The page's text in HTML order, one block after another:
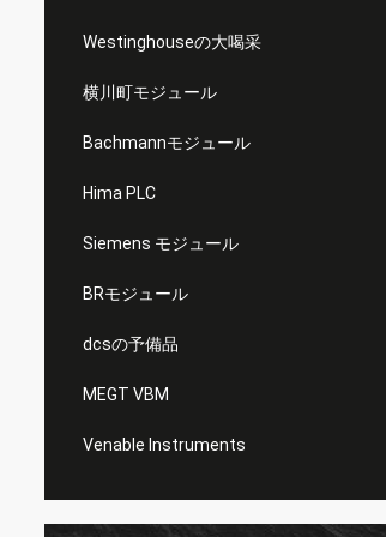
Westinghouseの大喝采
横川町モジュール
Bachmannモジュール
Hima PLC
Siemens モジュール
BRモジュール
dcsの予備品
MEGT VBM
Venable Instruments